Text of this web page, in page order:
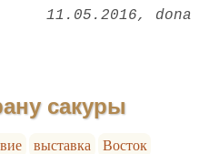
11.05.2016 dona
сакуры
выставка Восток